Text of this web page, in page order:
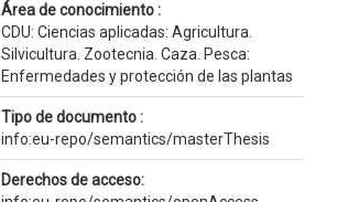
Área de conocimiento :
CDU: Ciencias aplicadas: Agricultura.
Silvicultura. Zootecnia. Caza. Pesca:
Enfermedades y protección de las plantas
Tipo de documento :
info:eu-repo/semantics/masterThesis
Derechos de acceso: